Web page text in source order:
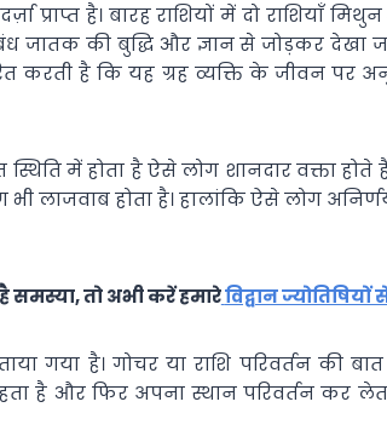
प्राप्त है। बारह राशियों में दो राशियाँ
जातक की बुद्धि और ज्ञान से जोड़कर देखा
करती है कि यह ग्रह व्यक्ति के जीवन पर
में होता है ऐसे लोग शानदार वक्ता होते
लाजवाब होता है। हालांकि ऐसे लोग
समस्या, तो अभी करें हमारेविद्वान
गया है। गोचर या राशि परिवर्तन की
और फिर अपना स्थान परिवर्तन कर लेता